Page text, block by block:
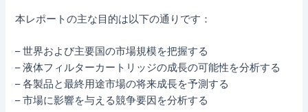
本レポートの主な目的は以下の通りです：
– 世界および主要国の市場規模を把握する
– 液体フィルターカートリッジの成長の可能性を分析する
– 各製品と最終用途市場の将来成長を予測する
– 市場に影響を与える競争要因を分析する